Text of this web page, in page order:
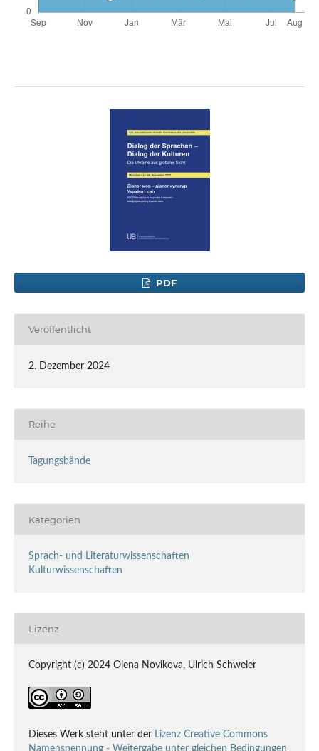
PDF
Veröffentlicht
2. Dezember 2024
Reihe
Tagungsbände
Kategorien
Sprach- und Literaturwissenschaften
Kulturwissenschaften
Lizenz
Copyright (c) 2024 Olena Novikova, Ulrich Schweier
Dieses Werk steht unter der Lizenz Creative Commons
Namensnennung - Weitergabe unter gleichen Bedingungen